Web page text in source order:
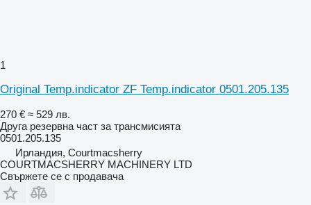
1
Original Temp.indicator ZF Temp.indicator 0501.205.135
270 € ≈ 529 лв.
Друга резервна част за трансмисията
0501.205.135
Ирландия, Courtmacsherry
COURTMACSHERRY MACHINERY LTD
Свържете се с продавача